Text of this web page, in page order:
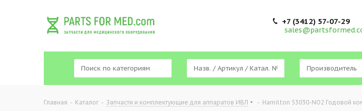
+7 (3412) 57-07-29
Главная - Каталог - Запчасти и комплектующие для аппаратов ИВЛ - Hamilton 53030-NO2 Годовой